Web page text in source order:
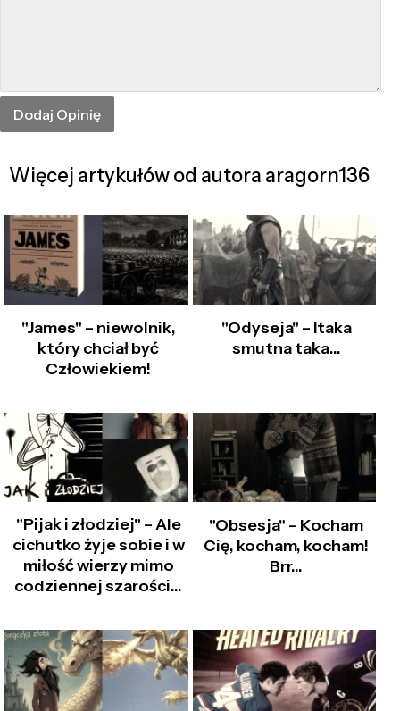
Więcej artykułów od autora aragorn136
"James" – niewolnik,
który chciał być
Człowiekiem!
"Odyseja" – Itaka
smutna taka…
"Pijak i złodziej" – Ale
cichutko żyje sobie i w
miłość wierzy mimo
codziennej szarości...
"Obsesja" – Kocham
Cię, kocham, kocham!
Brr…